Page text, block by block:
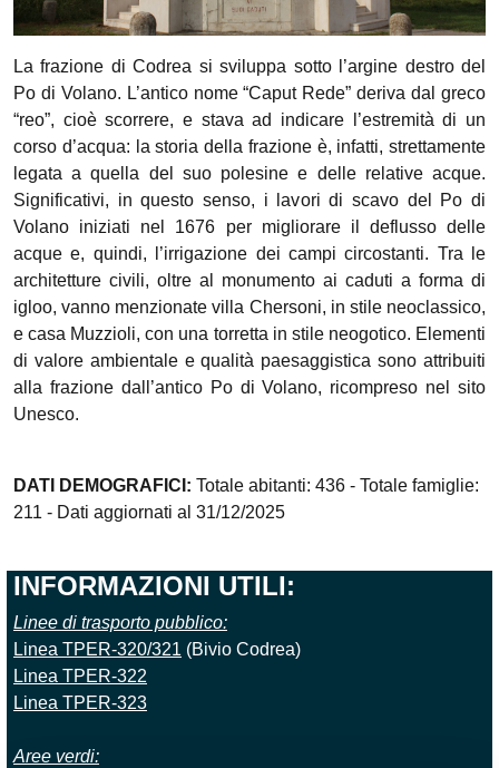
La frazione di Codrea si sviluppa sotto l’argine destro del
Po di Volano. L’antico nome “Caput Rede” deriva dal greco
“reo”, cioè scorrere, e stava ad indicare l’estremità di un
corso d’acqua: la storia della frazione è, infatti, strettamente
legata a quella del suo polesine e delle relative acque.
Significativi, in questo senso, i lavori di scavo del Po di
Volano iniziati nel 1676 per migliorare il deflusso delle
acque e, quindi, l’irrigazione dei campi circostanti. Tra le
architetture civili, oltre al monumento ai caduti a forma di
igloo, vanno menzionate villa Chersoni, in stile neoclassico,
e casa Muzzioli, con una torretta in stile neogotico. Elementi
di valore ambientale e qualità paesaggistica sono attribuiti
alla frazione dall’antico Po di Volano, ricompreso nel sito
Unesco.
DATI DEMOGRAFICI: Totale abitanti: 436 - Totale famiglie:
211 - Dati aggiornati al 31/12/2025
INFORMAZIONI UTILI:
Linee di trasporto pubblico:
Linea TPER-320/321 (Bivio Codrea)
Linea TPER-322
Linea TPER-323
Aree verdi: